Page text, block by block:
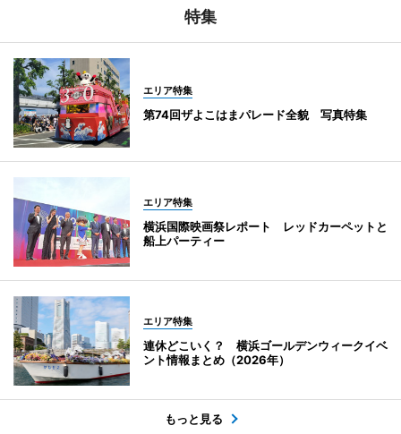
特集
エリア特集
第74回ザよこはまパレード全貌 写真特集
エリア特集
横浜国際映画祭レポート レッドカーペットと
船上パーティー
エリア特集
連休どこいく？ 横浜ゴールデンウィークイベ
ント情報まとめ（2026年）
もっと見る